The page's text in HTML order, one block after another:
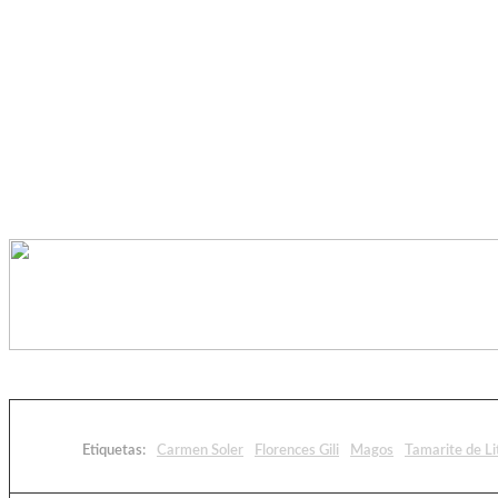
Etiquetas: Carmen Soler Florences Gili Magos Tamarite de